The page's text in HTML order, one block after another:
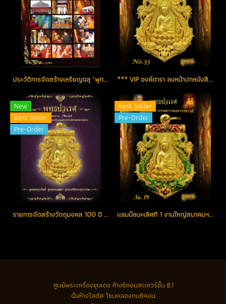
ประวัติการจัดสร้างเหรียญฉลุ "พุทธปวเรศ" วัดบวรนิเวศราชวรวิหาร *** VIP องค์ดารา ลงหน้าปกหนังสือสูจิบัตร และรางวัลแชมป์ชนะเลิศที่ 1 เหรียญฉลุปวเรศ เนื้อทองคำ No.33 (ขายแล้ว)
New
Best Seller
Pre-Order
รายการจัดสร้างวัตถุมงคล 100 ปี พระสังฆราช พุทธปวเรศ วัดบวรนิเวศวิหาร
Best Seller
Pre-Order
แชมป์ชนะเลิศที 1 งานใหญ่สมาคมฯ เป็น "ชุดดารา" ชุดทองคำกรรมการลงยาราชาวดี สีเขียว No.19 สร้างน้อย หายากสุด (ขายแล้ว)
ศูนย์พระเครื่องขุนเดช ห้างซีคอนสแควร์ชั้น B1
ฝั่งห้างโลตัส โซนคลองถมซีคอน